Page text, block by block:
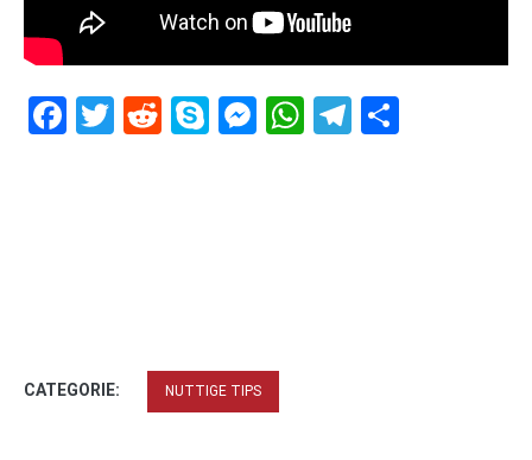
Facebook
Twitter
RedditSkypeMessenger
WhatsApp
Telegram
CATEGORIE: NUTTIGE TIPS